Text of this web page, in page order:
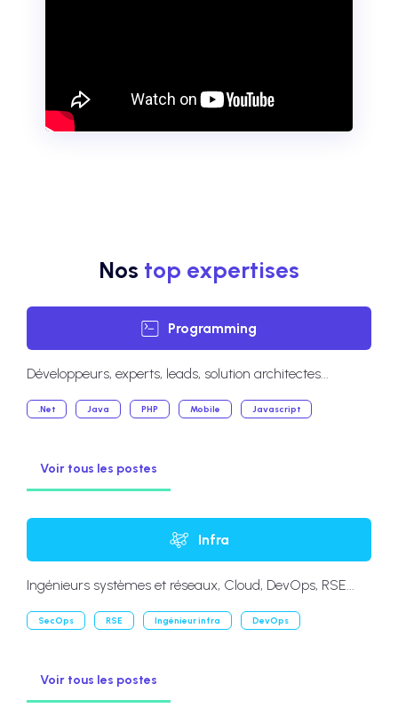
Nos top expertises
Programming
Développeurs, experts, leads, solution architectes...
.Net Java PHP Mobile Javascript
Voir tous les postes
Infra
Ingénieurs systèmes et réseaux, Cloud, DevOps, RSE...
SecOps RSE Ingénieur infra DevOps
Voir tous les postes